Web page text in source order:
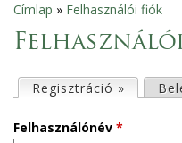
Jelenlegi
hely
Címlap » Felhasználói fiók
l
Regisztráció » (aktív
Felhasználónév *